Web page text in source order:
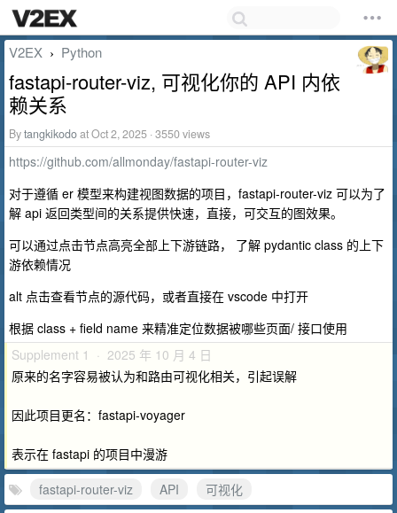
V2EX › Python
fastapi-router-viz, 可视化你的 API 内依
赖关系
Bytangkikodoat Oct 2, 2025 · 3550 views
https://github.com/allmonday/fastapi-router-viz
对于遵循 er 模型来构建视图数据的项目，fastapi-router-viz 可以为了
解 api 返回类型间的关系提供快速，直接，可交互的图效果。
可以通过点击节点高亮全部上下游链路， 了解 pydantic class 的上下
游依赖情况
alt 点击查看节点的源代码，或者直接在 vscode 中打开
根据 class + field name 来精准定位数据被哪些页面/ 接口使用
Supplement 1 · 2025 年 10 月 4 日
原来的名字容易被认为和路由可视化相关，引起误解
因此项目更名：fastapi-voyager
表示在 fastapi 的项目中漫游
fastapi-router-viz
API
可视化